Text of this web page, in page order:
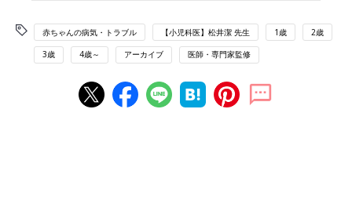
赤ちゃんの病気・トラブル 【小児科医】松井潔 先生 1歳 2歳
3歳 4歳～ アーカイブ 医師・専門家監修